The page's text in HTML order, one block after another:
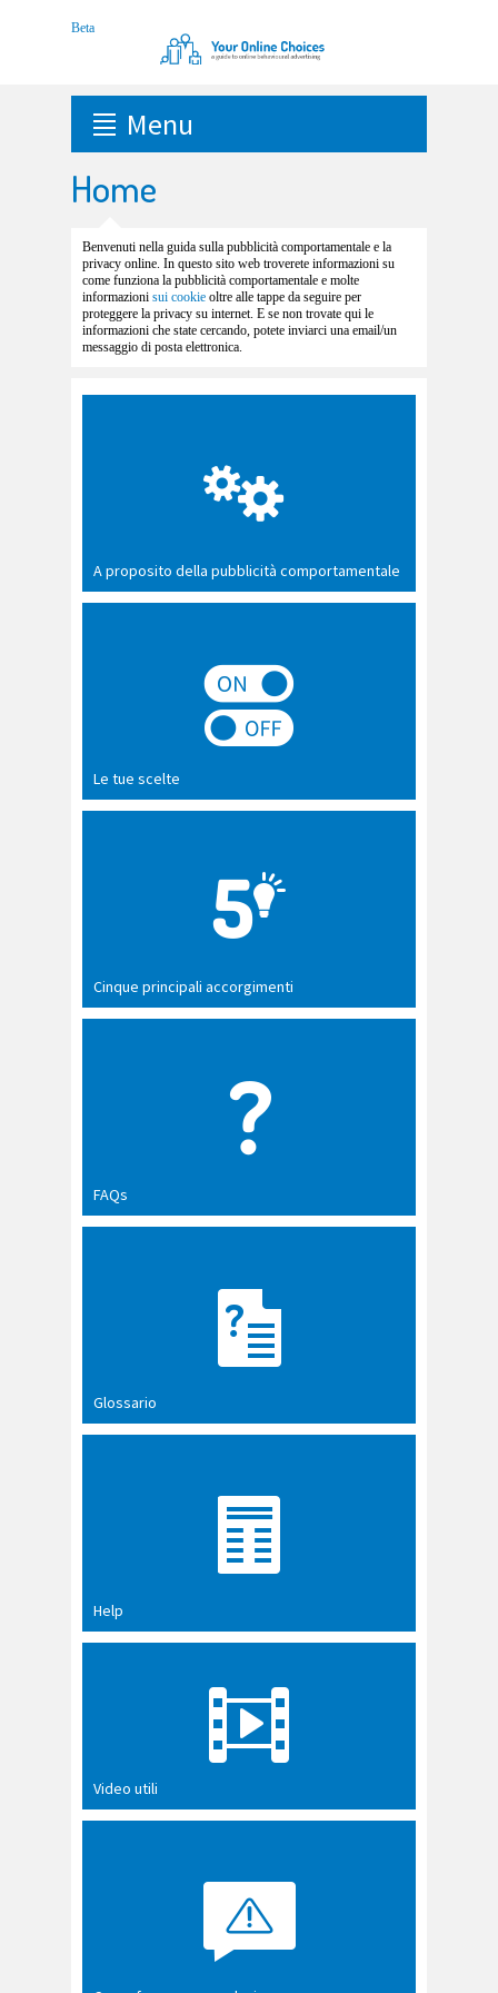
Menu
Home
Benvenuti nella guida sulla pubblicità comportamentale e la
privacy online. In questo sito web troverete informazioni su
come funziona la pubblicità comportamentale e molte
informazioni sui cookie oltre alle tappe da seguire per
proteggere la privacy su internet. E se non trovate qui le
informazioni che state cercando, potete inviarci una email/un
messaggio di posta elettronica.
A proposito della pubblicità comportamentale
Le tue scelte
Cinque principali accorgimenti
FAQs
Glossario
Help
Video utili